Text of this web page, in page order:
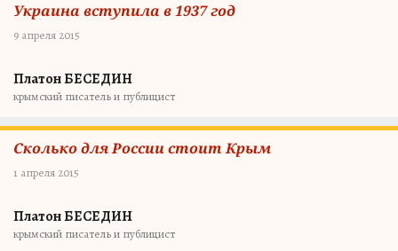
Украина вступила в 1937 год
9 апреля 2015
Платон БЕСЕДИН
крымский писатель и публицист
Сколько для России стоит Крым
1 апреля 2015
Платон БЕСЕДИН
крымский писатель и публицист